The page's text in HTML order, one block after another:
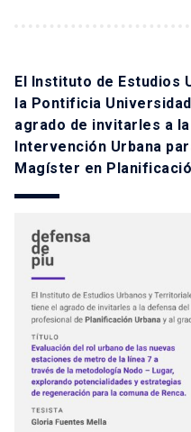
El Instituto de Estudios
la Pontificia
agrado de invitarles a
Intervención Urbana
Magíster en